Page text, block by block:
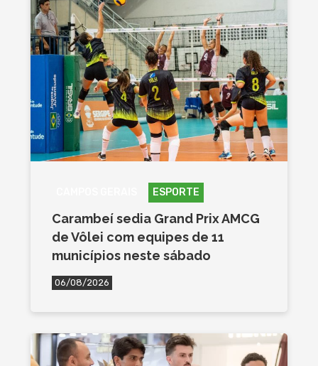
ESPORTE
Carambeí sedia Grand Prix AMCG
de Vôlei com equipes de 11
municípios neste sábado
06/08/2026